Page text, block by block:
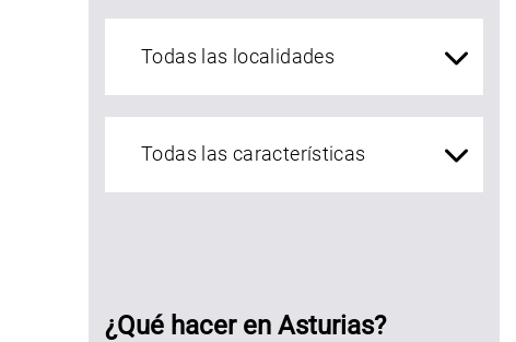
¿Qué hacer en Asturias?